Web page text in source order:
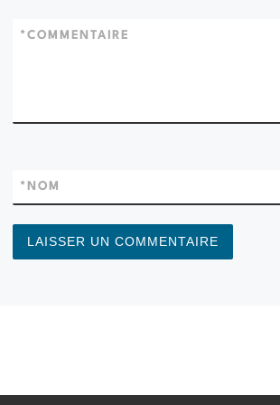
COMMENTAIRE
*
NOM
*